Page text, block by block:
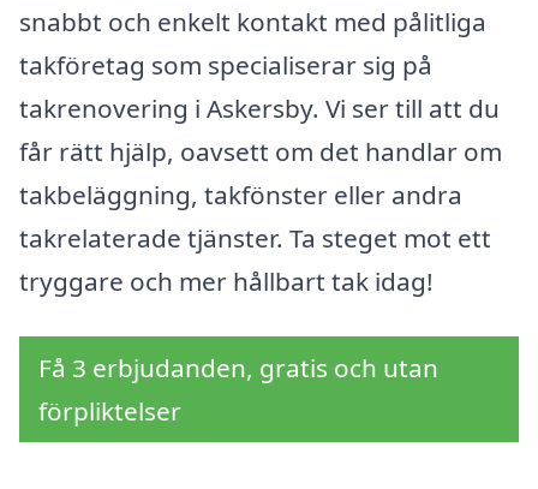
snabbt och enkelt kontakt med pålitliga
takföretag som specialiserar sig på
takrenovering i Askersby. Vi ser till att du
får rätt hjälp, oavsett om det handlar om
takbeläggning, takfönster eller andra
takrelaterade tjänster. Ta steget mot ett
tryggare och mer hållbart tak idag!
Få 3 erbjudanden, gratis och utan
förpliktelser